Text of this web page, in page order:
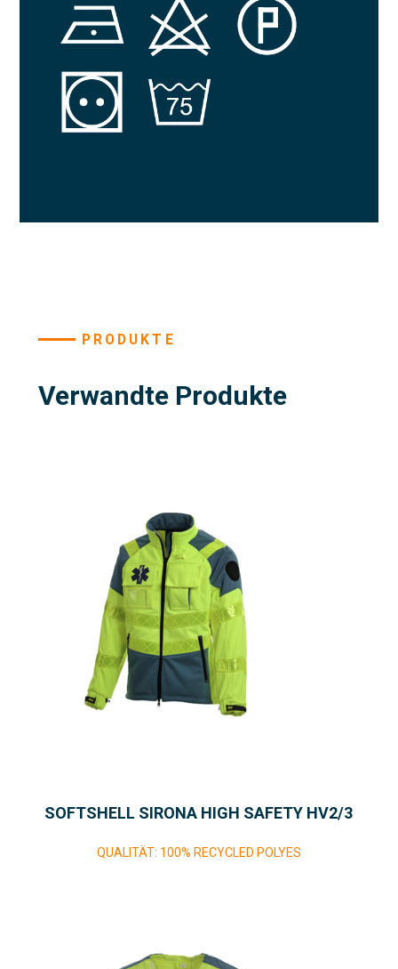
PRODUKTE
Verwandte Produkte
SOFTSHELL SIRONA HIGH SAFETY HV2/3
QUALITÄT: 100% RECYCLED POLYES